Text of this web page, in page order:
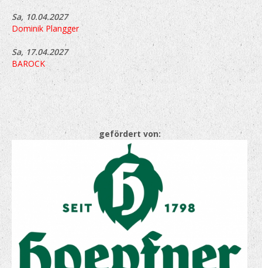
Sa, 10.04.2027
Dominik Plangger
Sa, 17.04.2027
BAROCK
gefördert von: